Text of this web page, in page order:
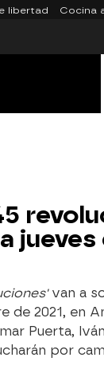
libertad Cocina
jueves
van a
de 2021, en
Puerta,
por